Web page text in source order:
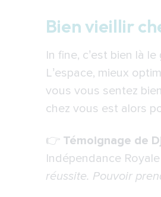
Bien vieillir
In fine, c’est bien là
L’espace, mieux
vous vous sentez
chez vous est alors
👉 Témoignage de
Indépendance Royale
réussite. Pouvoir